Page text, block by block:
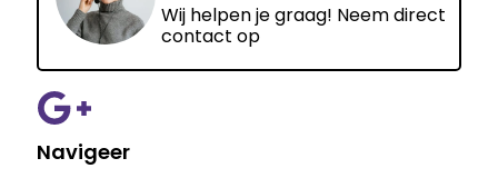
Wij helpen je graag! Neem direct
contact op
Navigeer